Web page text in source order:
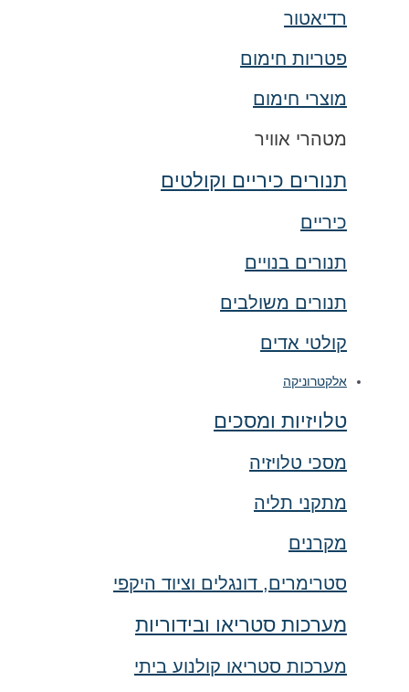
רדיאטור
פטריות חימום
מוצרי חימום
מטהרי אוויר
תנורים כיריים וקולטים
כיריים
תנורים בנויים
תנורים משולבים
קולטי אדים
אלקטרוניקה
טלויזיות ומסכים
מסכי טלויזיה
מתקני תליה
מקרנים
סטרימרים, דונגלים וציוד היקפי
מערכות סטריאו ובידוריות
מערכות סטריאו קולנוע ביתי